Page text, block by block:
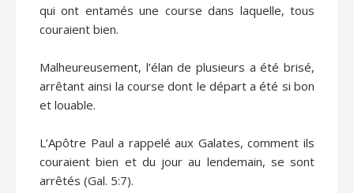
qui ont entamés une course dans laquelle, tous
couraient bien.
Malheureusement, l’élan de plusieurs a été brisé,
arrêtant ainsi la course dont le départ a été si bon
et louable.
L’Apôtre Paul a rappelé aux Galates, comment ils
couraient bien et du jour au lendemain, se sont
arrêtés (Gal. 5:7).